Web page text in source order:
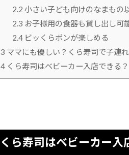
2.2 小さい子ども向けのなまもの
2.3 お子様用の食器も貸し出し可
2.4ビッくらポンが楽しめる
3 ママにも優しい？くら寿司で子連
4 くら寿司はベビーカー入店できる？
くら寿司はベビーカー入